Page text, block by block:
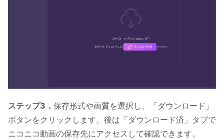
ステップ3． 保存形式や画質を選択し、「ダウンロード」
ボタンをクリックします。後は「ダウンロード済」タブで
ニコニコ動画の保存先にアクセスして確認できます。